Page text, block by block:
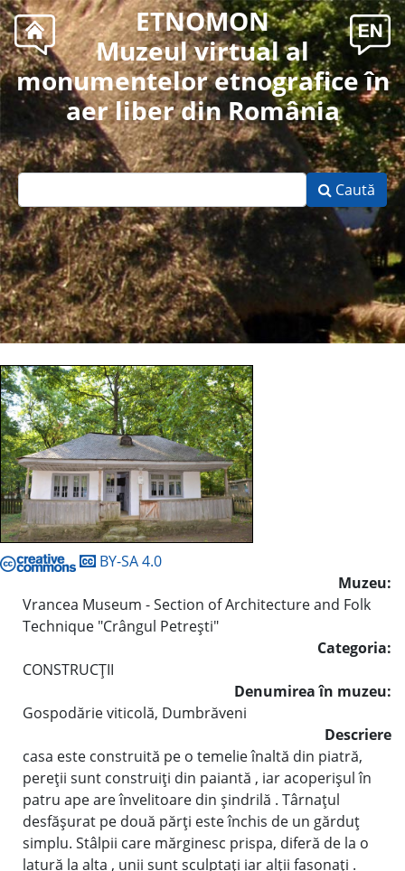
ETNOMON
Muzeul virtual al
monumentelor etnografice în
aer liber din România
Caută
BY-SA 4.0
Muzeu:
Vrancea Museum - Section of Architecture and Folk
Technique "Crângul Petreşti"
Categoria:
CONSTRUCŢII
Denumirea în muzeu:
Gospodărie viticolă, Dumbrăveni
Descriere
casa este construită pe o temelie înaltă din piatră,
pereţii sunt construiţi din paiantă , iar acoperişul în
patru ape are învelitoare din şindrilă . Târnaţul
desfăşurat pe două părţi este închis de un gărduţ
simplu. Stâlpii care mărginesc prispa, diferă de la o
latură la alta , unii sunt sculptaţi iar alţii fasonaţi .